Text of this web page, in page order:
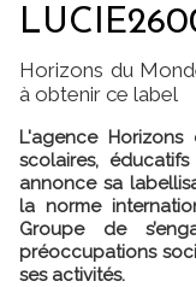
Horizons du
à obtenir ce label
L'agence
scolaires,
annonce sa
la norme
Groupe de
préoccupations
ses activités.